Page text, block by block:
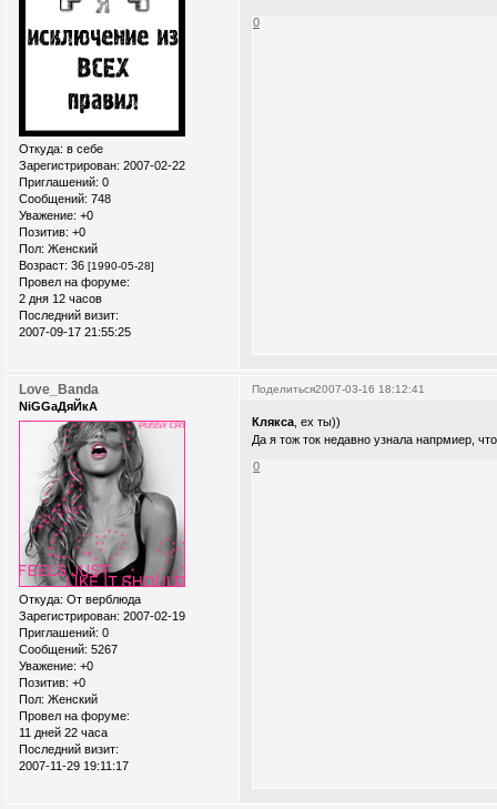
Откуда: в себе
Зарегистрирован: 2007-02-22
Приглашений: 0
Сообщений: 748
Уважение: +0
Позитив: +0
Пол: Женский
Возраст: 36 [1990-05-28]
Провел на форуме:
2 дня 12 часов
Последний визит:
2007-09-17 21:55:25
0
Поделиться2007-03-16 18:12:41
Love_Banda
NiGGaДяЙкА
Откуда: От верблюда
Зарегистрирован: 2007-02-19
Приглашений: 0
Сообщений: 5267
Уважение: +0
Позитив: +0
Пол: Женский
Провел на форуме:
11 дней 22 часа
Последний визит:
2007-11-29 19:11:17
Клякса , ех ты))
Да я тож ток недавно узнала напрмиер,
0